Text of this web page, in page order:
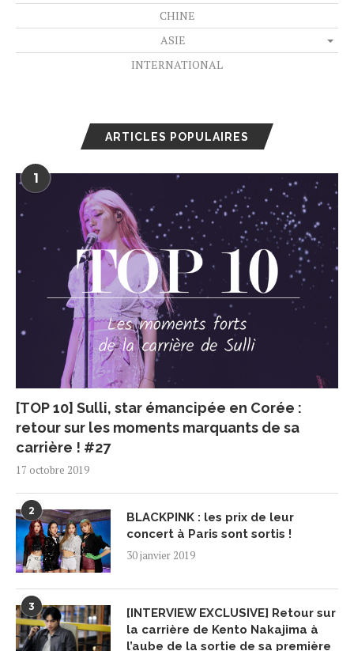
CHINE
ASIE
INTERNATIONAL
ARTICLES POPULAIRES
1
[TOP 10] Sulli, star émancipée en Corée :
retour sur les moments marquants de sa
carrière ! #27
17 octobre 2019
2
BLACKPINK : les prix de leur
concert à Paris sont sortis !
30 janvier 2019
3
[INTERVIEW EXCLUSIVE] Retour sur
la carrière de Kento Nakajima à
l’aube de la sortie de sa première